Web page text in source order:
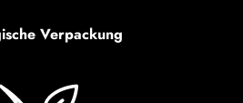
Verpackung